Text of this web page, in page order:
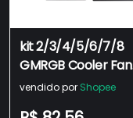
kit 2/3/4/5/6/7/8
GMRGB Cooler Fan
Com Led Colorido
vendido por Shopee